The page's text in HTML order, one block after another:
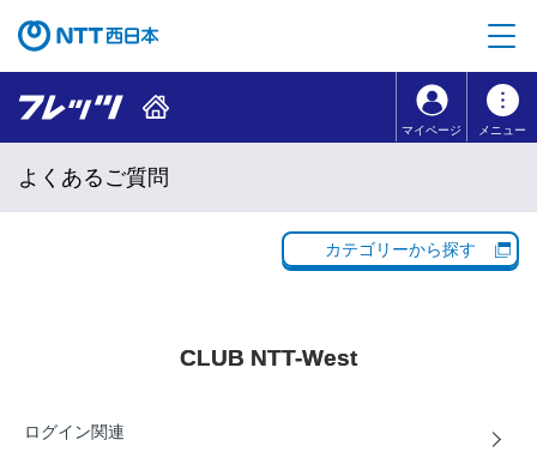
コンテンツのリンクナビゲーションへ移動
マイページ メニュー
よくあるご質問
カテゴリーから探す
CLUB NTT-West
ログイン関連